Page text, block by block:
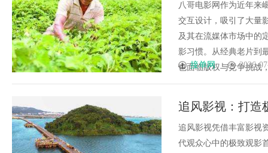
八哥电影网作为近年来
交互设计，吸引了大量
及其在流媒体市场中的
影习惯。从经典老片到
也面临版权与竞争挑战
接单网 2026-
追风影视：打造
追风影视凭借丰富影视
代观众心中的极致观影